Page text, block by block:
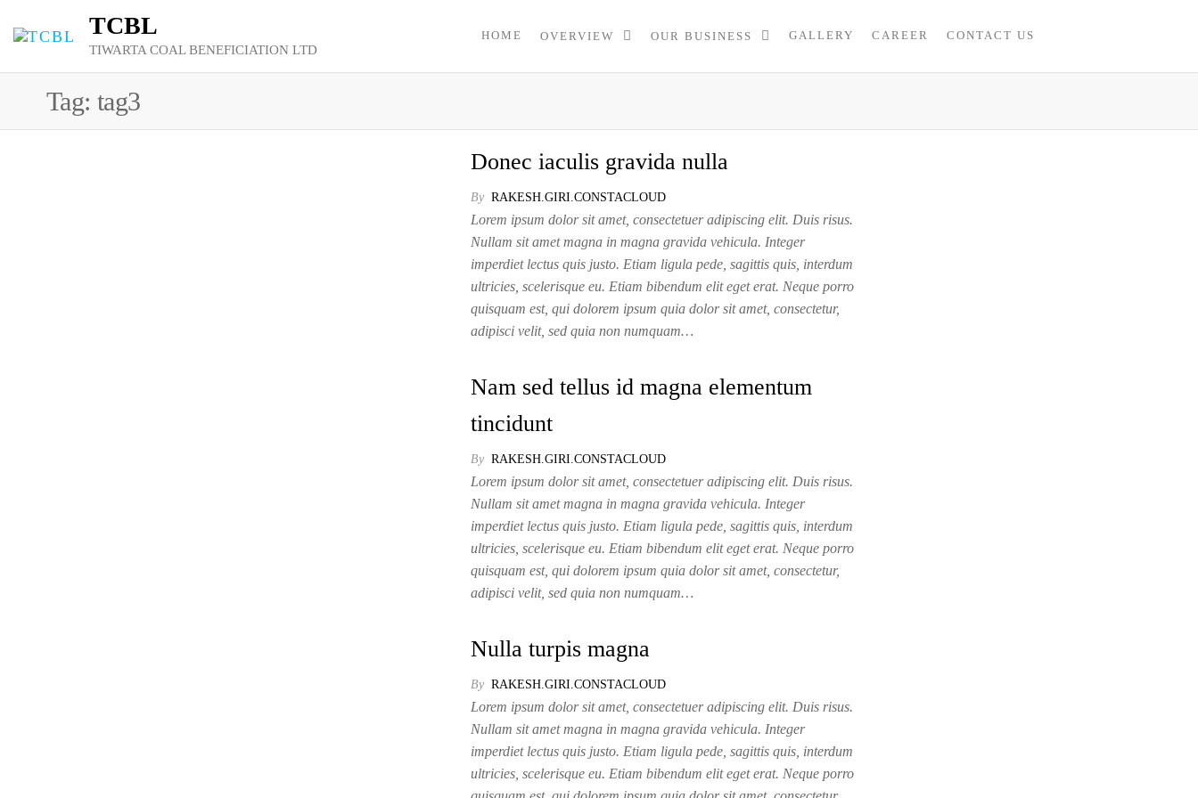
TCBL
TIWARTA COAL BENEFICIATION LTD
HOME OVERVIEW OUR BUSINESS GALLERY CAREER CONTACT US
Tag: tag3
Donec iaculis gravida nulla
By RAKESH.GIRI.CONSTACLOUD
Lorem ipsum dolor sit amet, consectetuer adipiscing elit. Duis risus.
Nullam sit amet magna in magna gravida vehicula. Integer
imperdiet lectus quis justo. Etiam ligula pede, sagittis quis, interdum
ultricies, scelerisque eu. Etiam bibendum elit eget erat. Neque porro
quisquam est, qui dolorem ipsum quia dolor sit amet, consectetur,
adipisci velit, sed quia non numquam…
Nam sed tellus id magna elementum
tincidunt
By RAKESH.GIRI.CONSTACLOUD
Lorem ipsum dolor sit amet, consectetuer adipiscing elit. Duis risus.
Nullam sit amet magna in magna gravida vehicula. Integer
imperdiet lectus quis justo. Etiam ligula pede, sagittis quis, interdum
ultricies, scelerisque eu. Etiam bibendum elit eget erat. Neque porro
quisquam est, qui dolorem ipsum quia dolor sit amet, consectetur,
adipisci velit, sed quia non numquam…
Nulla turpis magna
By RAKESH.GIRI.CONSTACLOUD
Lorem ipsum dolor sit amet, consectetuer adipiscing elit. Duis risus.
Nullam sit amet magna in magna gravida vehicula. Integer
imperdiet lectus quis justo. Etiam ligula pede, sagittis quis, interdum
ultricies, scelerisque eu. Etiam bibendum elit eget erat. Neque porro